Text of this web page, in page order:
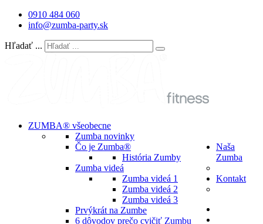
0910 484 060
info@zumba-party.sk
Hľadať ...
ZUMBA® všeobecne
Zumba novinky
Čo je Zumba®
História Zumby
Zumba videá
Zumba videá 1
Zumba videá 2
Zumba videá 3
Prvýkrát na Zumbe
6 dôvodov prečo cvičiť Zumbu
Naša
Zumba
Kontakt